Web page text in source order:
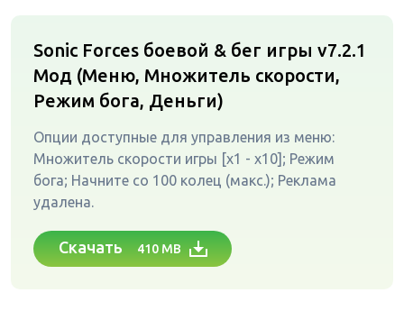
Sonic Forces боевой & бег игры v7.2.1
Мод (Меню, Множитель скорости,
Режим бога, Деньги)
Опции доступные для управления из меню:
Множитель скорости игры [x1 - x10]; Режим
бога; Начните со 100 колец (макс.); Реклама
удалена.
Скачать 410 MB